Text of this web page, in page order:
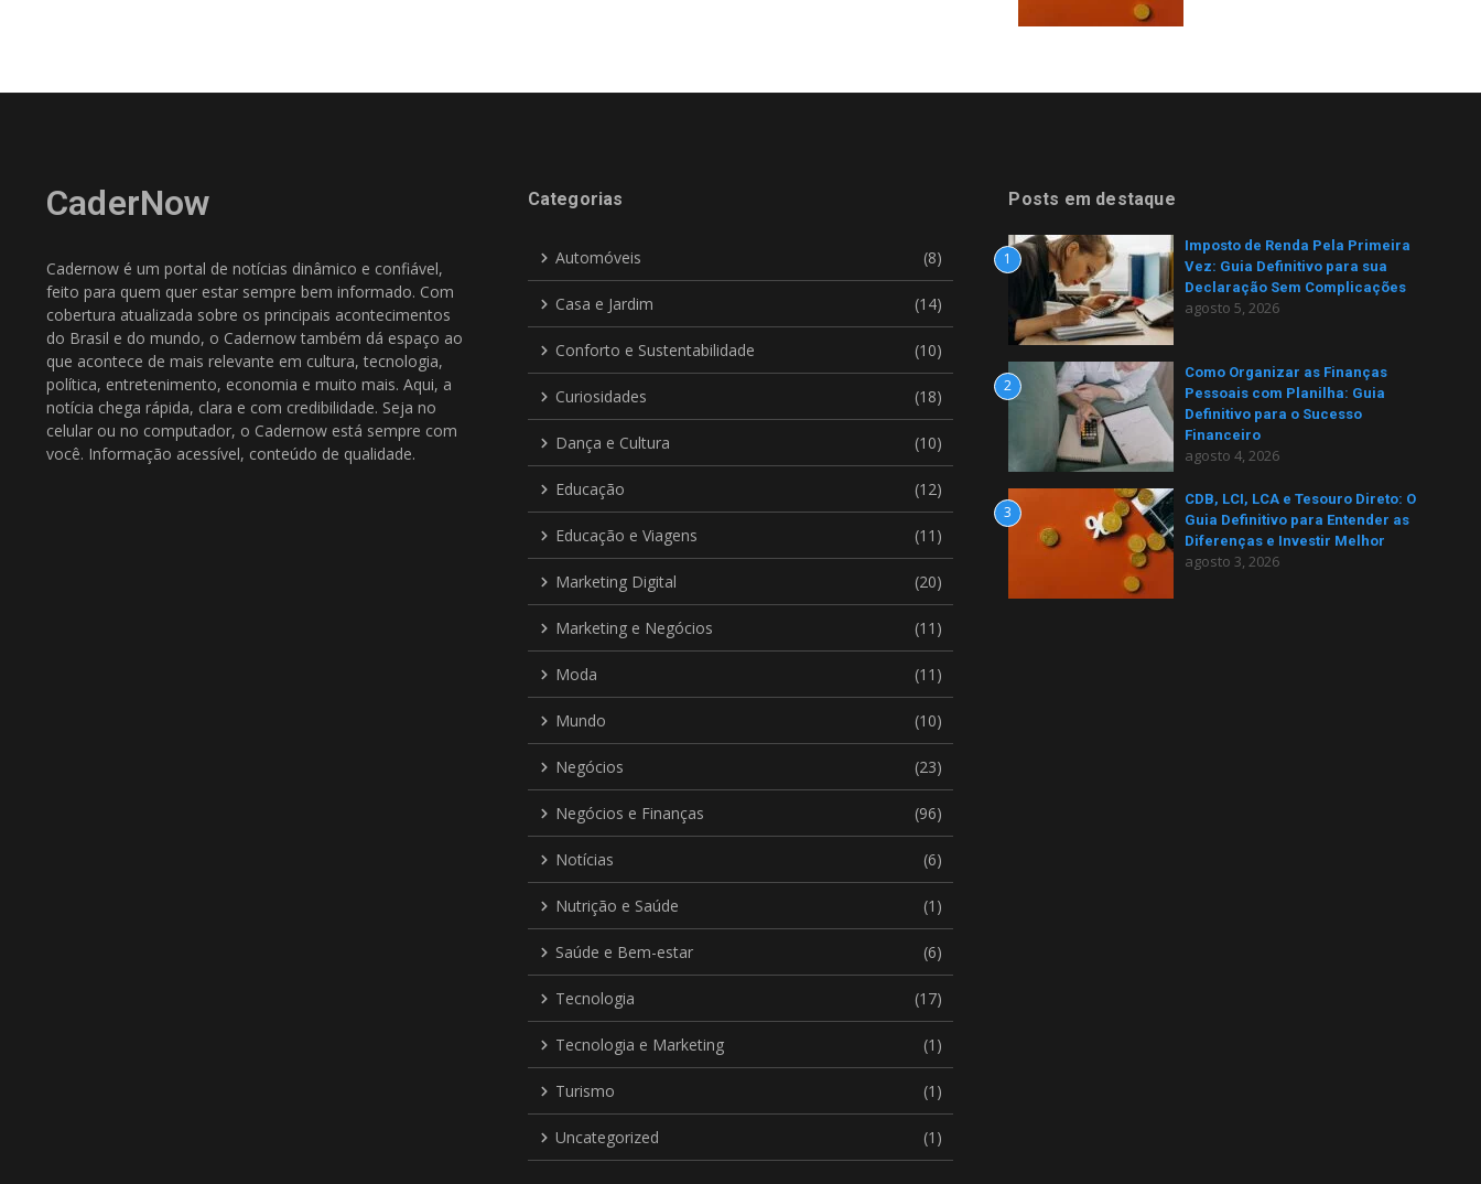
CaderNow
Cadernow é um portal de notícias dinâmico e confiável,
feito para quem quer estar sempre bem informado. Com
cobertura atualizada sobre os principais acontecimentos
do Brasil e do mundo, o Cadernow também dá espaço ao
que acontece de mais relevante em cultura, tecnologia,
política, entretenimento, economia e muito mais. Aqui, a
notícia chega rápida, clara e com credibilidade. Seja no
celular ou no computador, o Cadernow está sempre com
você. Informação acessível, conteúdo de qualidade.
Categorias
Automóveis (8)
Casa e Jardim (14)
Conforto e Sustentabilidade (10)
Curiosidades (18)
Dança e Cultura (10)
Educação (12)
Educação e Viagens (11)
Marketing Digital (20)
Marketing e Negócios (11)
Moda (11)
Mundo (10)
Negócios (23)
Negócios e Finanças (96)
Notícias (6)
Nutrição e Saúde (1)
Saúde e Bem-estar (6)
Tecnologia (17)
Tecnologia e Marketing (1)
Turismo (1)
Uncategorized (1)
Posts em destaque
1
Imposto de Renda Pela Primeira
Vez: Guia Definitivo para sua
Declaração Sem Complicações
agosto 5, 2026
2
Como Organizar as Finanças
Pessoais com Planilha: Guia
Definitivo para o Sucesso
Financeiro
agosto 4, 2026
3
CDB, LCI, LCA e Tesouro Direto: O
Guia Definitivo para Entender as
Diferenças e Investir Melhor
agosto 3, 2026